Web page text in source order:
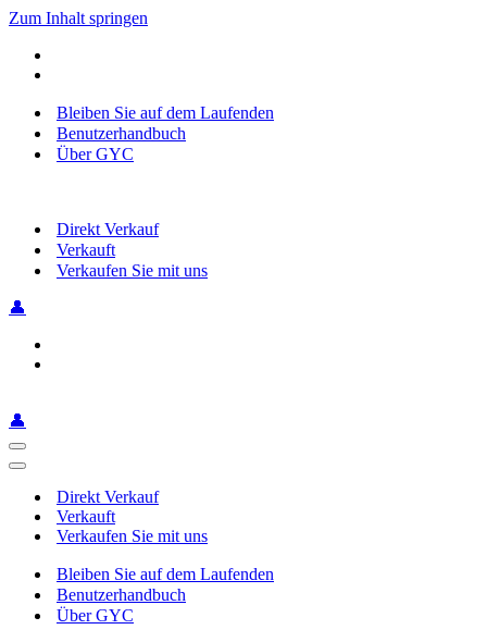
Zum Inhalt springen
Bleiben Sie auf dem Laufenden
Benutzerhandbuch
Über GYC
Direkt Verkauf
Verkauft
Verkaufen Sie mit uns
👤
👤
Navigationsmenü
Navigationsmenü
Direkt Verkauf
Verkauft
Verkaufen Sie mit uns
Bleiben Sie auf dem Laufenden
Benutzerhandbuch
Über GYC